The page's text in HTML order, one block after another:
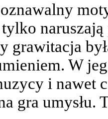
tylko
grawitacja
W
i nawet
gra umysłu.